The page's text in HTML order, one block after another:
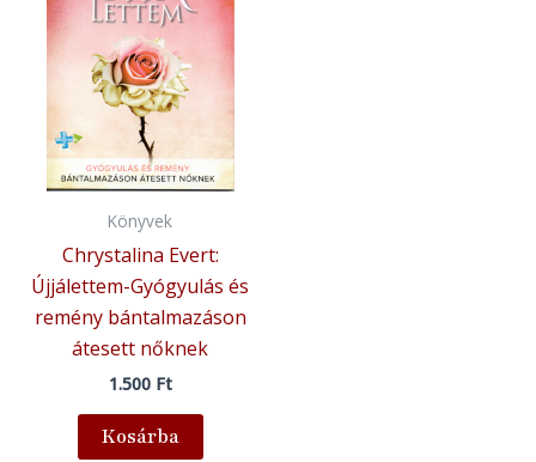
Könyvek
Chrystalina Evert:
Újjálettem-Gyógyulás és
remény bántalmazáson
átesett nőknek
1.500 Ft
Kosárba